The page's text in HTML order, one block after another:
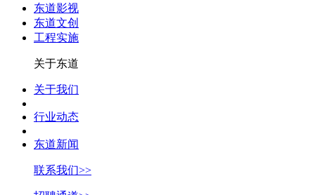
东道影视
东道文创
工程实施
关于东道
关于我们
行业动态
东道新闻
联系我们>>